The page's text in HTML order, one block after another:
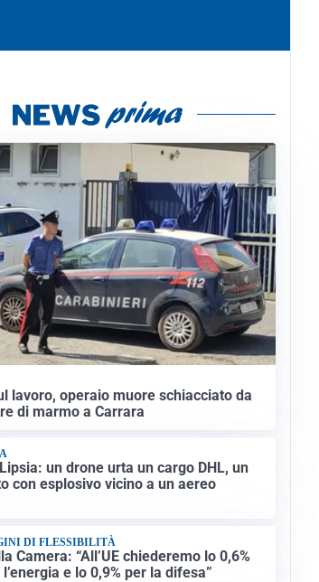
lavoro, operaio muore schiacciato da
di marmo a Carrara
un drone urta un cargo DHL, un
con esplosivo vicino a un aereo
DI FLESSIBILITÀ
Camera: “All’UE chiederemo lo 0,6%
e lo 0,9% per la difesa”